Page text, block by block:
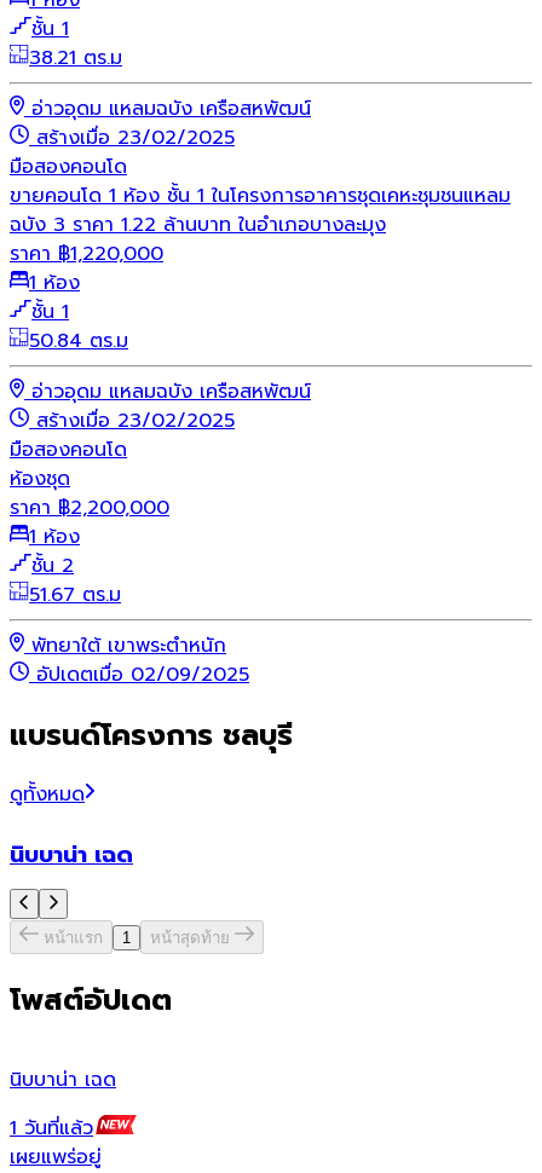
ชั้น 1
38.21 ตร.ม
อ่าวอุดม แหลมฉบัง เครือสหพัฒน์
สร้างเมื่อ 23/02/2025
มือสองคอนโด
ขายคอนโด 1 ห้อง ชั้น 1 ในโครงการอาคารชุดเคหะชุมชนแหลม
ฉบัง 3 ราคา 1.22 ล้านบาท ในอำเภอบางละมุง
ราคา ฿1,220,000
1 ห้อง
ชั้น 1
50.84 ตร.ม
อ่าวอุดม แหลมฉบัง เครือสหพัฒน์
สร้างเมื่อ 23/02/2025
มือสองคอนโด
ห้องชุด
ราคา ฿2,200,000
1 ห้อง
ชั้น 2
51.67 ตร.ม
พัทยาใต้ เขาพระตำหนัก
อัปเดตเมื่อ 02/09/2025
แบรนด์โครงการ ชลบุรี
ดูทั้งหมด
นิบบาน่า เฉด
หน้าแรก 1 หน้าสุดท้าย
โพสต์อัปเดต
นิบบาน่า เฉด
1 วันที่แล้ว
เผยแพร่อยู่